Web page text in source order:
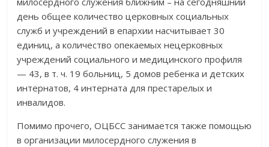
день общее количество церковных социальных
служб и учреждений в епархии насчитывает 30
единиц, а количество опекаемых нецерковных
учреждений социального и медицинского профиля
— 43, в т. ч. 19 больниц, 5 домов ребенка и детских
интернатов, 4 интерната для престарелых и
инвалидов.
Помимо прочего, ОЦБСС занимается также помощью
в организации милосердного служения в